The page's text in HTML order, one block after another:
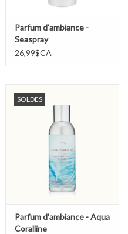
Parfum d'ambiance -
Seaspray
26,99$CA
SOLDES
Parfum d'ambiance - Aqua
Coralline